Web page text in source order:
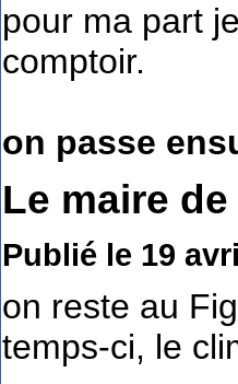
pour ma part
comptoir.
on passe
Le maire
Publié le 19
on reste au
temps-ci, le